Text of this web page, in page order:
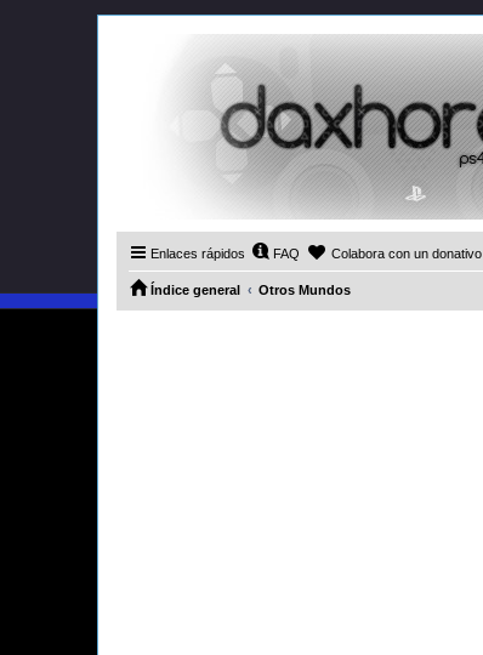
Enlaces rápidos FAQ Colabora con un donativo
Índice general Otros Mundos